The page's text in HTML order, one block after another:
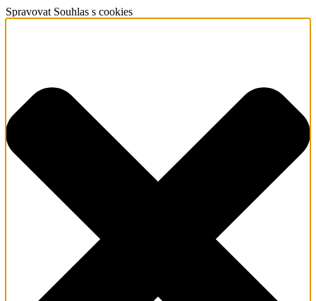
Spravovat Souhlas s cookies